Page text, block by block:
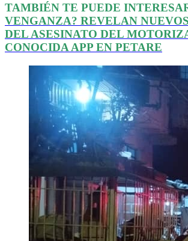
TAMBIÉN TE PUEDE
VENGANZA? REVELAN
DEL ASESINATO DEL
CONOCIDA APP EN PETARE